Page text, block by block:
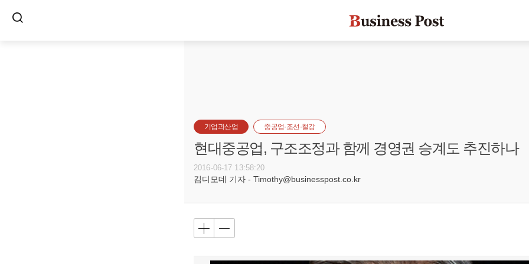
기업과산업 중공업·조선·철강
현대중공업, 구조조정과 함께 경영권 승계도 추진하나
2016-06-17 13:58:20
김디모데 기자 - Timothy@businesspost.co.kr